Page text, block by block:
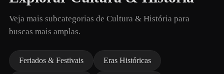
Veja mais subcategorias de Cultura & História para
buscas mais amplas.
Feriados & Festivais Eras Históricas